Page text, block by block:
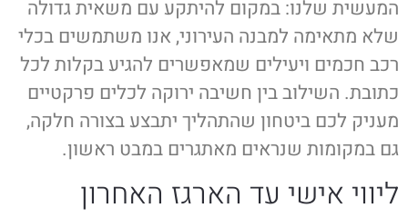
המעשית שלנו: במקום להיתקע עם משאית גדולה
שלא מתאימה למבנה העירוני, אנו משתמשים בכלי
רכב חכמים ויעילים שמאפשרים להגיע בקלות לכל
כתובת. השילוב בין חשיבה ירוקה לכלים פרקטיים
מעניק לכם ביטחון שהתהליך יתבצע בצורה חלקה,
גם במקומות שנראים מאתגרים במבט ראשון.
ליווי אישי עד הארגז האחרון